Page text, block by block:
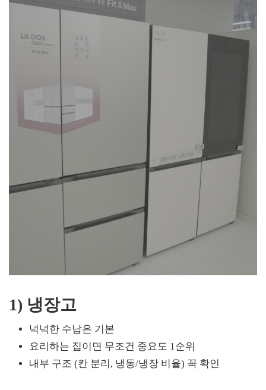
1) 냉장고
넉넉한 수납은 기본
요리하는 집이면 무조건 중요도 1순위
내부 구조 (칸 분리, 냉동/냉장 비율) 꼭 확인